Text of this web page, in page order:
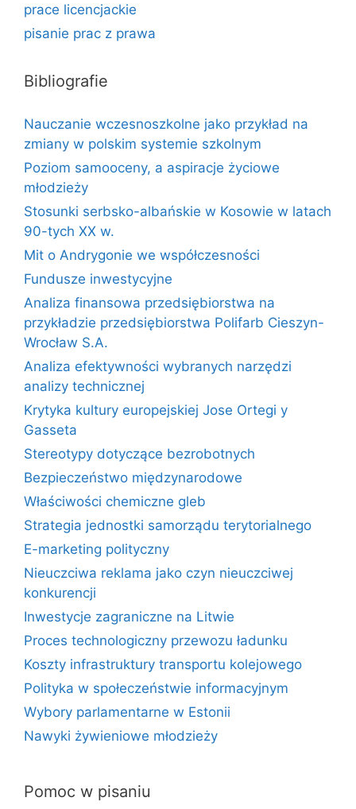
prace licencjackie
pisanie prac z prawa
Bibliografie
Nauczanie wczesnoszkolne jako przykład na
zmiany w polskim systemie szkolnym
Poziom samooceny, a aspiracje życiowe
młodzieży
Stosunki serbsko-albańskie w Kosowie w latach
90-tych XX w.
Mit o Andrygonie we współczesności
Fundusze inwestycyjne
Analiza finansowa przedsiębiorstwa na
przykładzie przedsiębiorstwa Polifarb Cieszyn-
Wrocław S.A.
Analiza efektywności wybranych narzędzi
analizy technicznej
Krytyka kultury europejskiej Jose Ortegi y
Gasseta
Stereotypy dotyczące bezrobotnych
Bezpieczeństwo międzynarodowe
Właściwości chemiczne gleb
Strategia jednostki samorządu terytorialnego
E-marketing polityczny
Nieuczciwa reklama jako czyn nieuczciwej
konkurencji
Inwestycje zagraniczne na Litwie
Proces technologiczny przewozu ładunku
Koszty infrastruktury transportu kolejowego
Polityka w społeczeństwie informacyjnym
Wybory parlamentarne w Estonii
Nawyki żywieniowe młodzieży
Pomoc w pisaniu